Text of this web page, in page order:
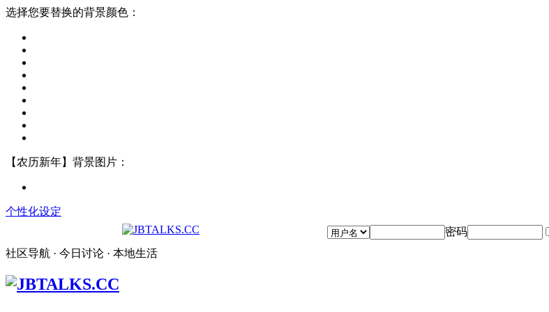
选择您要替换的背景颜色：
【农历新年】背景图片：
个性化设定
密码
社区导航 · 今日讨论 · 本地生活